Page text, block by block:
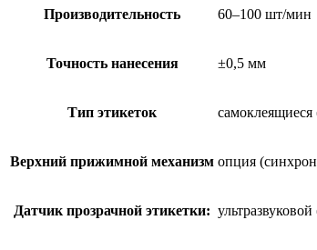
Производительность 60–100 шт/мин
Точность нанесения ±0,5 мм
Тип этикеток
Верхний прижимной механизм опция
Датчик прозрачной этикетки: